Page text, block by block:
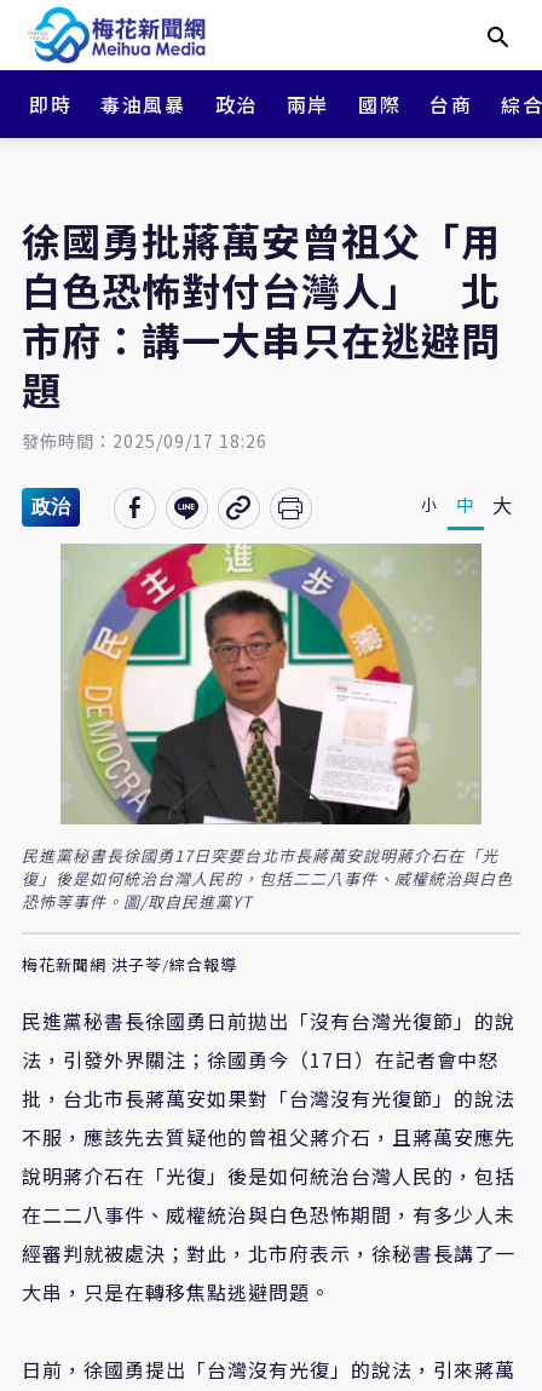
即時 毒油風暴 政治 兩岸 國際 台商 綜
徐國勇批蔣萬安曾祖父「用
白色恐怖對付台灣人」 北
市府：講一大串只在逃避問
題
發佈時間：2025/09/17 18:26
政治 小 中 大
民進黨秘書長徐國勇17日突要台北市長蔣萬安說明蔣介石在「光
復」後是如何統治台灣人民的，包括二二八事件、威權統治與白色
恐怖等事件。圖/取自民進黨YT
梅花新聞網 洪子苓/綜合報導
民進黨秘書長徐國勇日前拋出「沒有台灣光復節」的說
法，引發外界關注；徐國勇今（17日）在記者會中怒
批，台北市長蔣萬安如果對「台灣沒有光復節」的說法
不服，應該先去質疑他的曾祖父蔣介石，且蔣萬安應先
說明蔣介石在「光復」後是如何統治台灣人民的，包括
在二二八事件、威權統治與白色恐怖期間，有多少人未
經審判就被處決；對此，北市府表示，徐秘書長講了一
大串，只是在轉移焦點逃避問題。
日前，徐國勇提出「台灣沒有光復」的說法，引來蔣萬